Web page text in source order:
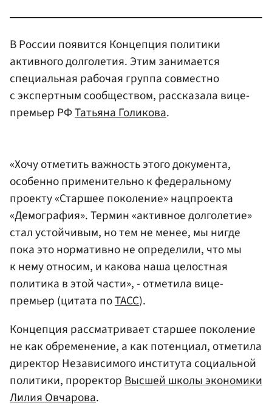
В России появится Концепция политики
активного долголетия. Этим занимается
специальная рабочая группа совместно
с экспертным сообществом, рассказала вице-
премьер РФТатьяна Голикова.
«Хочу отметить важность этого документа,
особенно применительно к федеральному
проекту «Старшее поколение» нацпроекта
«Демография». Термин «активное долголетие»
стал устойчивым, но тем не менее, мы нигде
пока это нормативно не определили, что мы
к нему относим, и какова наша целостная
политика в этой части», - отметила вице-
премьер (цитата поТАСС).
Концепция рассматривает старшее поколение
не как обременение, а как потенциал, отметила
директор Независимого института социальной
политики, проректорВысшей школы экономики
Лилия Овчарова.